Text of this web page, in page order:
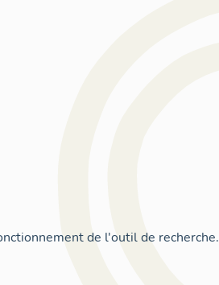
de l'outil de recherche.